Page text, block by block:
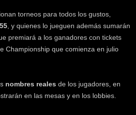
torneos para todos los gustos,
, y quienes lo jueguen además sumarán
premiará a los ganadores con tickets
Championship que comienza en julio
nombres reales de los jugadores, en
en las mesas y en los lobbies.